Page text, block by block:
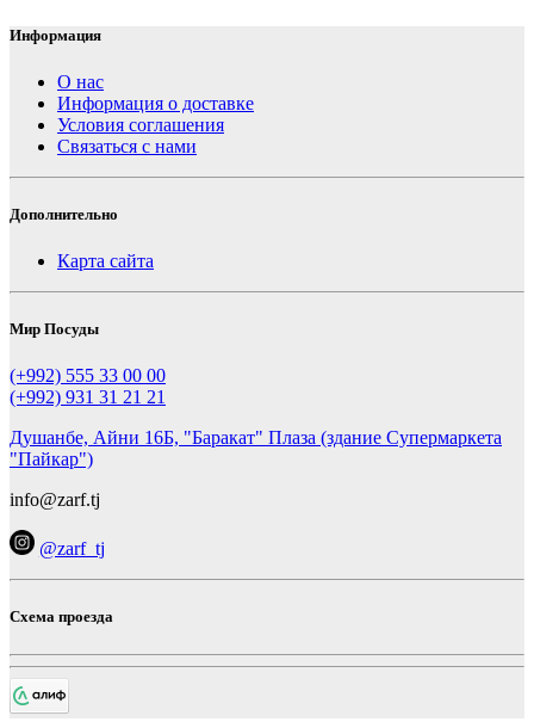
Информация
О нас
Информация о доставке
Условия соглашения
Связаться с нами
Дополнительно
Карта сайта
Мир Посуды
(+992) 555 33 00 00
(+992) 931 31 21 21
Душанбе, Айни 16Б, "Баракат" Плаза (здание Супермаркета
"Пайкар")
info@zarf.tj
@zarf_tj
Схема проезда